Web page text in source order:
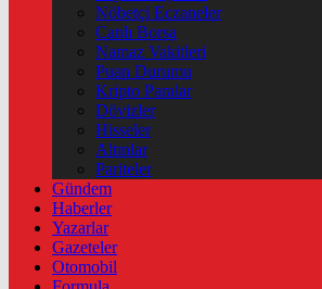
Nöbetçi Eczaneler
Canlı Borsa
Namaz Vakitleri
Puan Durumu
Kripto Paralar
Dövizler
Hisseler
Altınlar
Pariteler
Gündem
Haberler
Yazarlar
Gazeteler
Otomobil